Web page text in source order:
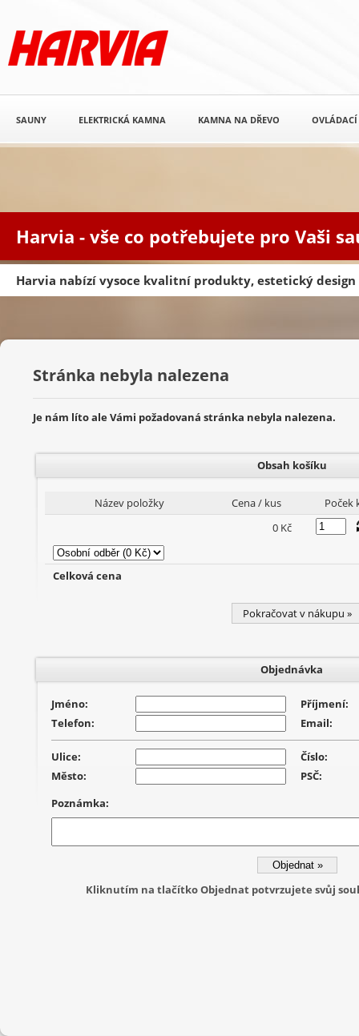
Harvia - vše co potřebujete pro Vaši
Harvia nabízí vysoce kvalitní produkty, estetický design
SAUNY ELEKTRICKÁ KAMNA KAMNA NA DŘEVO OVLÁDACÍ
Stránka nebyla nalezena
Je nám líto ale Vámi požadovaná stránka nebyla nalezena.
Obsah košíku
Název položky Cena / kus
Poček
0 Kč
Celková cena
Pokračovat v nákupu »
Objednávka
Jméno:
Příjmení:
Telefon:
Email:
Ulice:
Číslo:
Město:
PSČ:
Poznámka:
Kliknutím na tlačítko Objednat potvrzujete svůj